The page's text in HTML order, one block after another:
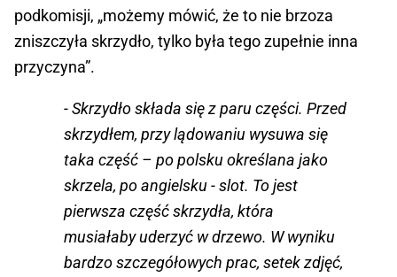
podkomisji, „możemy mówić, że to nie brzoza
zniszczyła skrzydło, tylko była tego zupełnie inna
przyczyna”.
- Skrzydło składa się z paru części. Przed
skrzydłem, przy lądowaniu wysuwa się
taka część – po polsku określana jako
skrzela, po angielsku - slot. To jest
pierwsza część skrzydła, która
musiałaby uderzyć w drzewo. W wyniku
bardzo szczegółowych prac, setek zdjęć,